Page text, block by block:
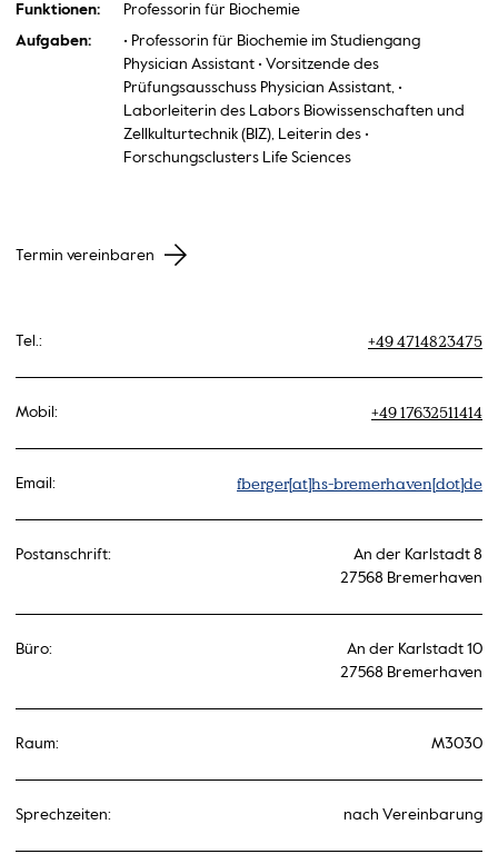
Funktionen:
Professorin für Biochemie
Aufgaben:
• Professorin für Biochemie im Studiengang
Physician Assistant • Vorsitzende des
Prüfungsausschuss Physician Assistant, •
Laborleiterin des Labors Biowissenschaften und
Zellkulturtechnik (BIZ), Leiterin des •
Forschungsclusters Life Sciences
Termin vereinbaren
Tel.: +49 4714823475
Mobil: +49 17632511414
Email: fberger[at]hs-bremerhaven[dot]de
Postanschrift:
An der Karlstadt 8
27568 Bremerhaven
Büro:
An der Karlstadt 10
27568 Bremerhaven
Raum: M3030
Sprechzeiten: nach Vereinbarung